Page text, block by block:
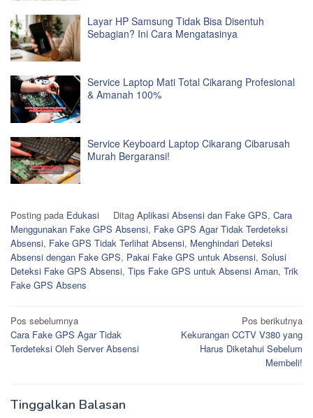
Layar HP Samsung Tidak Bisa Disentuh
Sebagian? Ini Cara Mengatasinya
Service Laptop Mati Total Cikarang Profesional
& Amanah 100%
Service Keyboard Laptop Cikarang Cibarusah
Murah Bergaransi!
Posting pada Edukasi Ditag Aplikasi Absensi dan Fake GPS, Cara
Menggunakan Fake GPS Absensi, Fake GPS Agar Tidak Terdeteksi
Absensi, Fake GPS Tidak Terlihat Absensi, Menghindari Deteksi
Absensi dengan Fake GPS, Pakai Fake GPS untuk Absensi, Solusi
Deteksi Fake GPS Absensi, Tips Fake GPS untuk Absensi Aman, Trik
Fake GPS Absens
Navigasi
pos
Pos sebelumnya
Cara Fake GPS Agar Tidak
Terdeteksi Oleh Server Absensi
Pos berikutnya
Kekurangan CCTV V380 yang
Harus Diketahui Sebelum
Membeli!
Tinggalkan Balasan